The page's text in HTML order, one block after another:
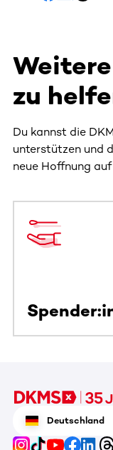
zu
Du kannst die
unterstützen und
neue Hoffnung
Deutschland